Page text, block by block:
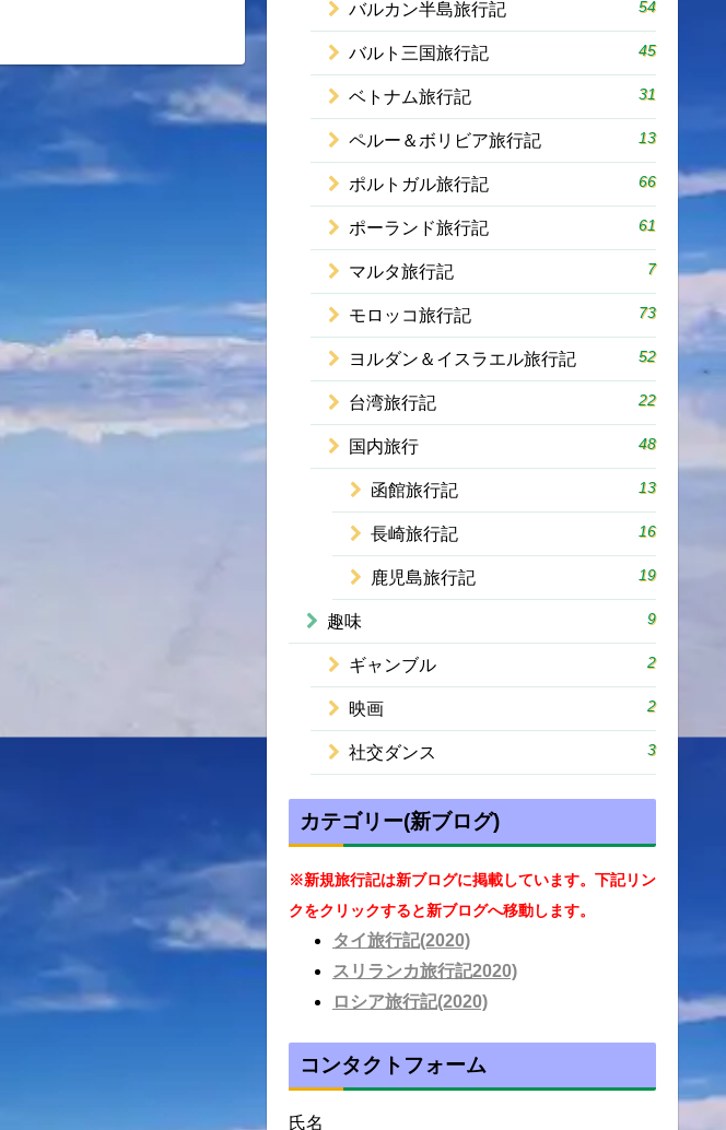
バルカン半島旅行記 54
バルト三国旅行記 45
ベトナム旅行記 31
ペルー＆ボリビア旅行記 13
ポルトガル旅行記 66
ポーランド旅行記 61
マルタ旅行記 7
モロッコ旅行記 73
ヨルダン＆イスラエル旅行記 52
台湾旅行記 22
国内旅行 48
函館旅行記 13
長崎旅行記 16
鹿児島旅行記 19
趣味 9
ギャンブル 2
映画 2
社交ダンス 3
カテゴリー(新ブログ)
※新規旅行記は新ブログに掲載しています。下記リン
クをクリックすると新ブログへ移動します。
タイ旅行記(2020)
スリランカ旅行記2020)
ロシア旅行記(2020)
コンタクトフォーム
氏名